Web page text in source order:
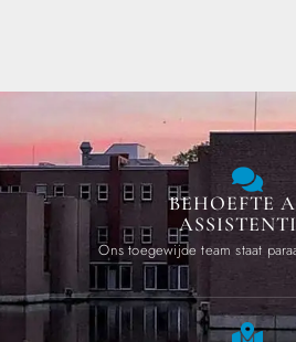
BEHOEFTE
Ons toegewijde team staat